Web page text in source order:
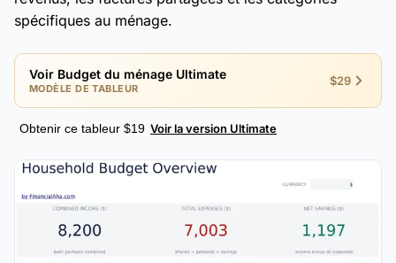
spécifiques au ménage.
Voir Budget du ménage Ultimate
MODÈLE DE TABLEUR
$29
Obtenir ce tableur $19 Voir la version Ultimate